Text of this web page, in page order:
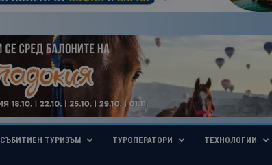
СЪБИТИЕН ТУРИЗЪМ ТУРОПЕРАТОРИ ТЕХНОЛОГИИ